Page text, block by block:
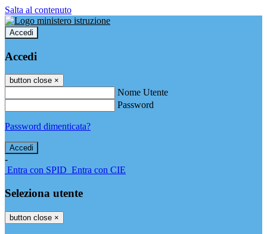
Salta al contenuto
Accedi
Accedi
button close ×
Nome Utente
Password
Password dimenticata?
-
Entra con SPID Entra con CIE
Seleziona utente
button close ×